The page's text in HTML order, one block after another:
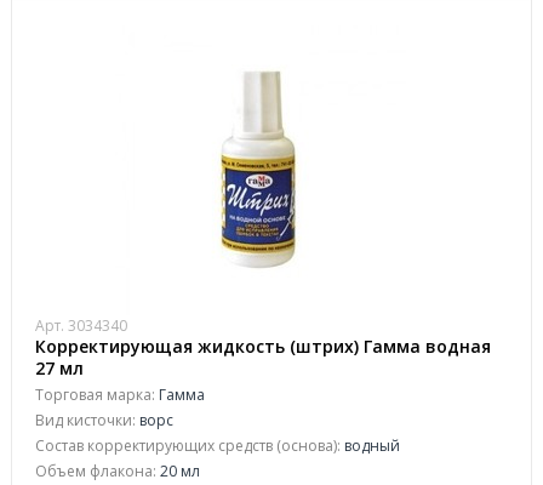
Арт. 3034340
Корректирующая жидкость (штрих) Гамма водная
27 мл
Торговая марка: Гамма
Вид кисточки: ворс
Состав корректирующих средств (основа): водный
Объем флакона: 20 мл